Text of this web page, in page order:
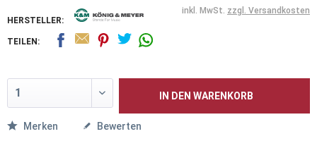
HERSTELLER:
inkl. MwSt. zzgl. Versandkosten
TEILEN:
IN DEN WARENKORB
Merken Bewerten